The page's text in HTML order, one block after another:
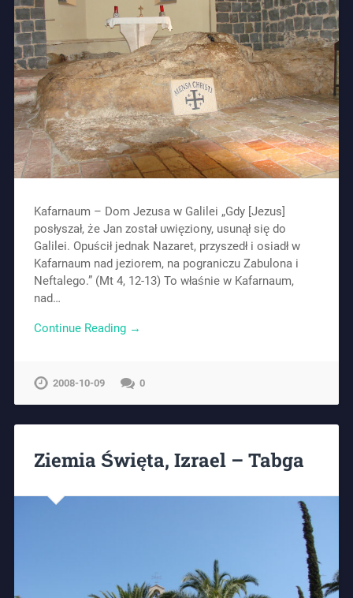
Kafarnaum – Dom Jezusa w Galilei „Gdy [Jezus]
posłyszał, że Jan został uwięziony, usunął się do
Galilei. Opuścił jednak Nazaret, przyszedł i osiadł w
Kafarnaum nad jeziorem, na pograniczu Zabulona i
Neftalego.” (Mt 4, 12-13) To właśnie w Kafarnaum,
nad…
Continue Reading →
2008-10-09 0
Ziemia Święta, Izrael – Tabga